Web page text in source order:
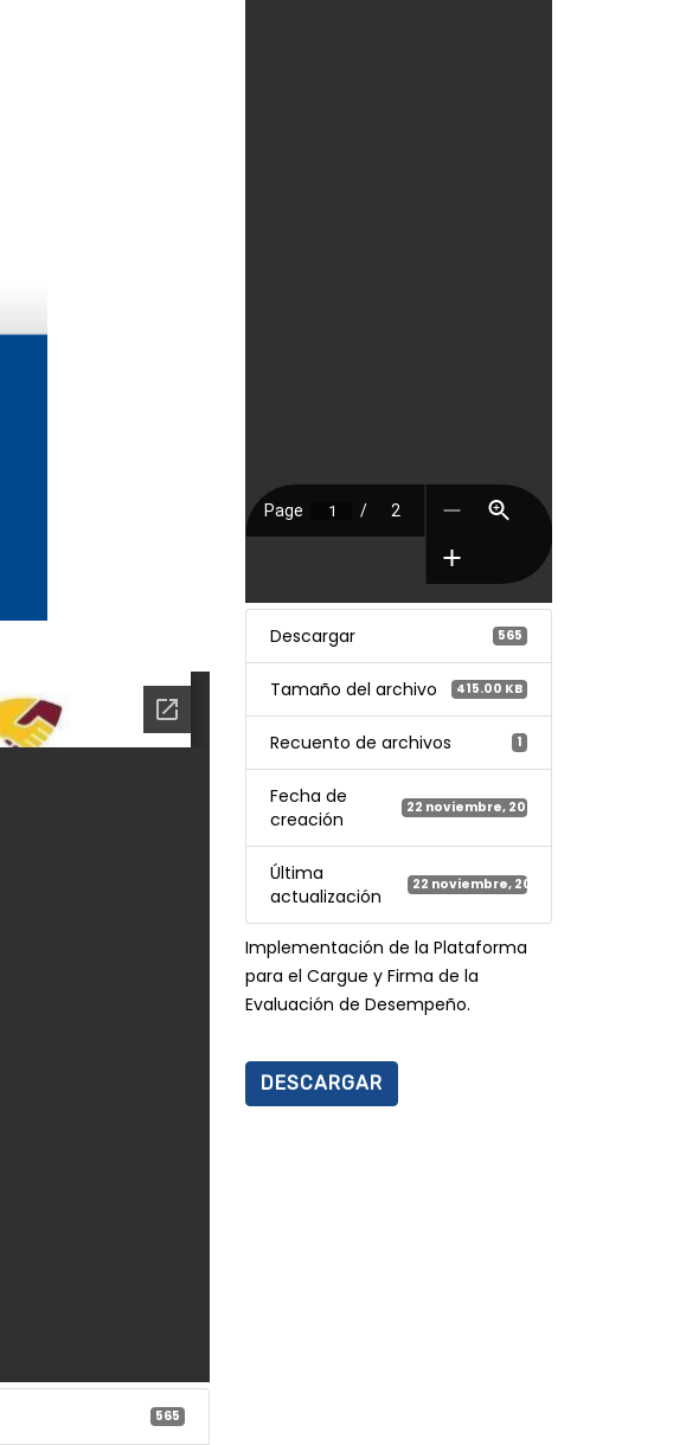
565
Descargar 565
Tamaño del archivo 415.00 KB
Recuento de archivos 1
Fecha de
creación
22 noviembre, 2023
Última
actualización
22 noviembre, 2023
Implementación de la Plataforma
para el Cargue y Firma de la
Evaluación de Desempeño.
DESCARGAR